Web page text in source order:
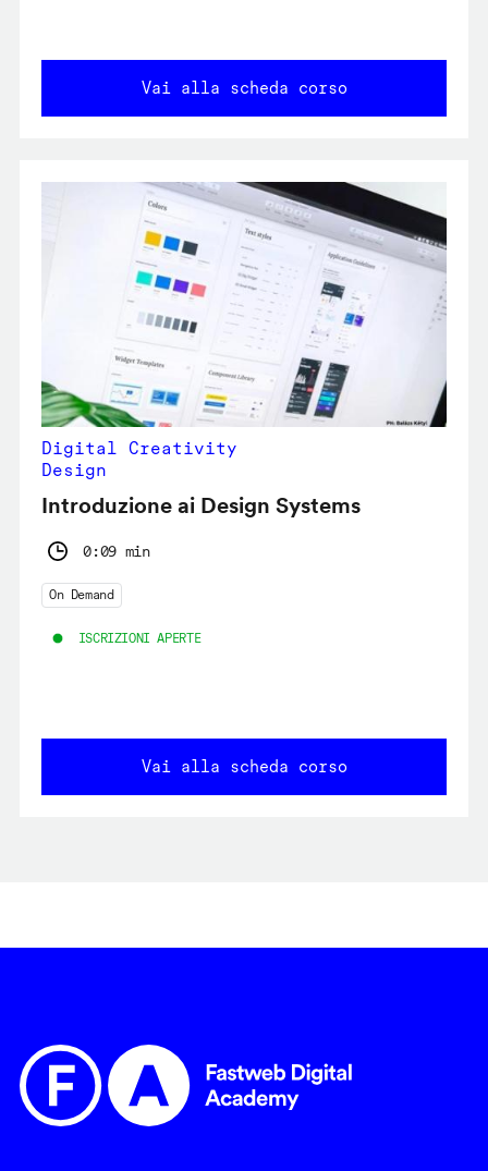
Vai alla scheda corso
Digital Creativity
Design
Introduzione ai Design Systems
0:09 min
On Demand
ISCRIZIONI APERTE
Vai alla scheda corso